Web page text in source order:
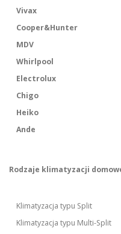
Vivax
Cooper&Hunter
MDV
Whirlpool
Electrolux
Chigo
Heiko
Ande
Rodzaje klimatyzacji
Klimatyzacja typu Split
Klimatyzacja typu Multi-Split